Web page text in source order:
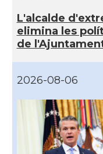
L'alcalde
elimina les
de
2026-08-06